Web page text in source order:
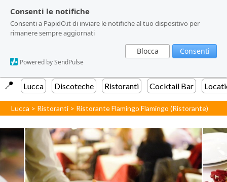
Consenti le notifiche
Consenti a PapidO.it di inviare le notifiche al tuo dispositivo per
rimanere sempre aggiornati
Blocca Consenti
Powered by SendPulse
Consenti le notifiche
Consenti a PapidO.it di inviare le notifiche al tuo dispositivo per
rimanere sempre aggiornati
Blocca Consenti
Powered by SendPulse
📍️ Lucca Discoteche Ristoranti Cocktail Bar
Lucca > Ristoranti > Ristorante Flamingo Flamingo (Ristorante)